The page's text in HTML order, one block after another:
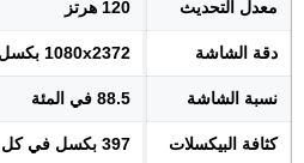
معدل التحديث 120 هرتز
دقة الشاشة 1080x2372 بكسل (+FHD)
نسبة الشاشة 88.5 في المئة
كثافة البيكسلات 397 بكسل في كل إنش